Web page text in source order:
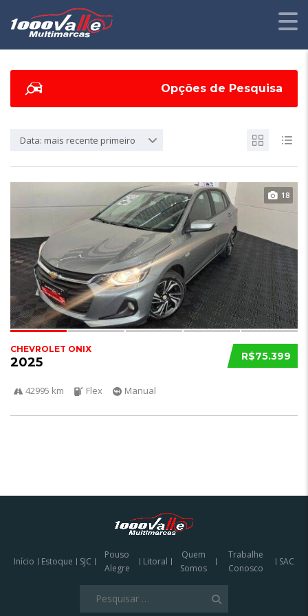
Opções de Pesquisa
Data: mais recente primeiro
18
R$75.399
CHEVROLET ONIX
2025
42995 km Flex Manual
Início Estoque SJC
Pouso
Alegre
Litoral
Quem
Somos
Trabalhe
Conosco
SAC